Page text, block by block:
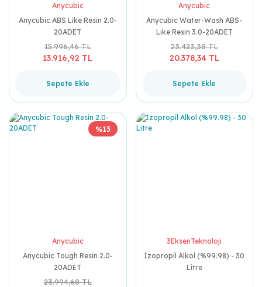
Anycubic
Anycubic ABS Like Resin 2.0-
20ADET
13.916,92 TL
15.996,46 TL
Sepete Ekle
Anycubic
Anycubic Water-Wash ABS-
Like Resin 3.0-20ADET
20.378,34 TL
23.423,38 TL
Sepete Ekle
%13
Anycubic
Anycubic Tough Resin 2.0-
20ADET
23.994,68 TL
3EksenTeknoloji
İzopropil Alkol (%99.98) - 30
Litre